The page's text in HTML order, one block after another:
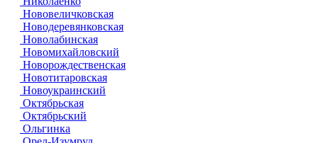
Нововеличковская
Новодеревянковская
Новолабинская
Новомихайловский
Новорождественская
Новотитаровская
Новоукраинский
Октябрьская
Октябрьский
Ольгинка